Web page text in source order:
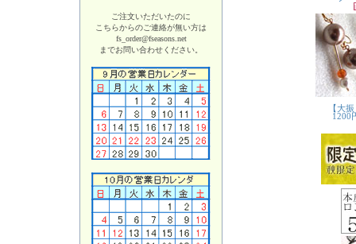
ご注文いただいたのに
こちらからのご連絡が無い方は
fs_order@fseasons.net
までお問い合わせください。